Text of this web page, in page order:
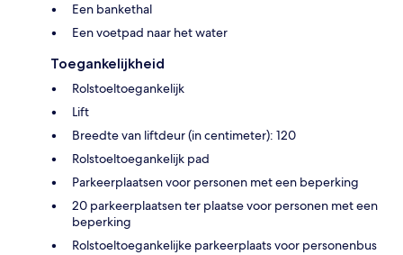
Een bankethal
Een voetpad naar het water
Toegankelijkheid
Rolstoeltoegankelijk
Lift
Breedte van liftdeur (in centimeter): 120
Rolstoeltoegankelijk pad
Parkeerplaatsen voor personen met een beperking
20 parkeerplaatsen ter plaatse voor personen met een
beperking
Rolstoeltoegankelijke parkeerplaats voor personenbus